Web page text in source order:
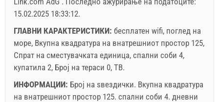
Прикажаната цена е за единица за дефиниран број на
луѓе.
Понуди:
Holiday-Link плаќа: 24.9.2025 - 31.12.2026 / - 10 %
Задолжителнo:Пријава на гостите (01.07. - 31.08): 10
30.06. / 01.09. - 31.12.): 5 EUR (once - по_person)
15.02.2025 18:33:12.
ГЛАВНИ КАРАКТЕРИСТИКИ: бесплатен wifi, поглед на
море, Вкупна квадратура на внатрешниот простор 125,
Спрат на сместувачката единица, спални соби 4,
купатила 2, Број на тераси 0, ТВ.
ИНФОРМАЦИИ: Број на ѕвездички. Вкупна квадратура
на внатрешниот простор 125. спални соби 4. дневни